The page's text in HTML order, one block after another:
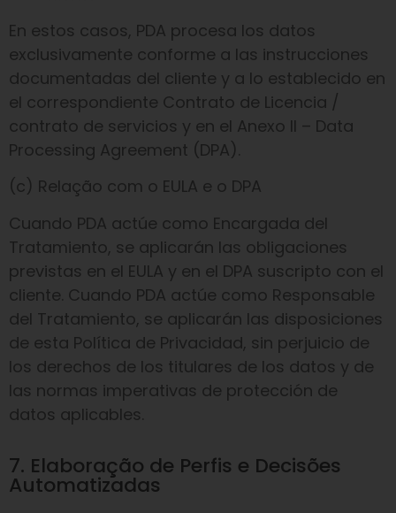
En estos casos, PDA procesa los datos
exclusivamente conforme a las instrucciones
documentadas del cliente y a lo establecido en
el correspondiente Contrato de Licencia /
contrato de servicios y en el Anexo II – Data
Processing Agreement (DPA).
(c) Relação com o EULA e o DPA
Cuando PDA actúe como Encargada del
Tratamiento, se aplicarán las obligaciones
previstas en el EULA y en el DPA suscripto con el
cliente. Cuando PDA actúe como Responsable
del Tratamiento, se aplicarán las disposiciones
de esta Política de Privacidad, sin perjuicio de
los derechos de los titulares de los datos y de
las normas imperativas de protección de
datos aplicables.
7. Elaboração de Perfis e Decisões
Automatizadas